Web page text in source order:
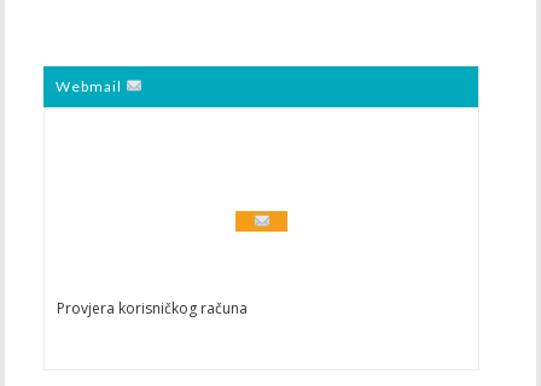
Webmail
Provjera korisničkog računa